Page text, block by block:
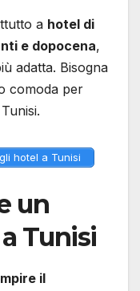
a hotel di
e dopocena,
adatta. Bisogna
comoda per
hotel a Tunisi
un
Tunisi
il